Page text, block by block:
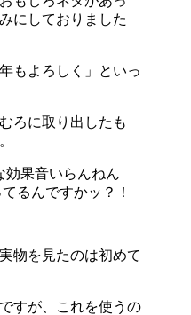
にしておりました
もよろしく」といっ
ろに取り出したも
効果音いらんねん
るんですかッ？！
物を見たのは初めて
すが、これを使うの